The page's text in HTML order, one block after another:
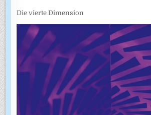
Die vierte Dimension